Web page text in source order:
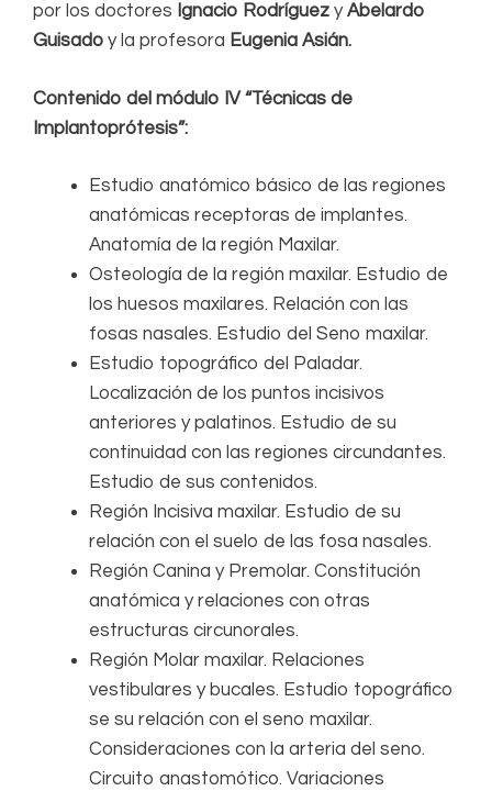
por los doctores Ignacio Rodríguez yAbelardo
Guisado y la profesora Eugenia Asián.
Contenido del módulo IV “Técnicas de
Implantoprótesis”:
Estudio anatómico básico de las regiones
anatómicas receptoras de implantes.
Anatomía de la región Maxilar.
Osteología de la región maxilar. Estudio de
los huesos maxilares. Relación con las
fosas nasales. Estudio del Seno maxilar.
Estudio topográfico del Paladar.
Localización de los puntos incisivos
anteriores y palatinos. Estudio de su
continuidad con las regiones circundantes.
Estudio de sus contenidos.
Región Incisiva maxilar. Estudio de su
relación con el suelo de las fosa nasales.
Región Canina y Premolar. Constitución
anatómica y relaciones con otras
estructuras circunorales.
Región Molar maxilar. Relaciones
vestibulares y bucales. Estudio topográfico
se su relación con el seno maxilar.
Consideraciones con la arteria del seno.
Circuito anastomótico. Variaciones